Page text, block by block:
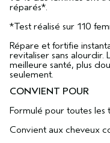
réparés*.
*Test réalisé sur 110
Répare et fortifie
revitaliser sans alourdir.
meilleure santé, plus
seulement.
CONVIENT POUR
Formulé pour toutes les
Convient aux cheveux